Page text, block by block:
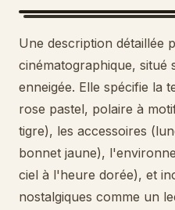
Invites
Tarifs
Télécharger
Blog
Une description détaillée
cinématographique, situé
enneigée. Elle spécifie la
rose pastel, polaire à
tigre), les accessoires
bonnet jaune),
ciel à l'heure dorée), et
nostalgiques comme un